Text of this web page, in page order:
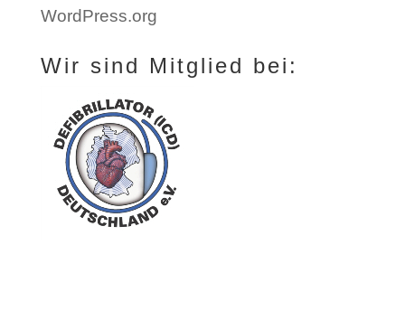
WordPress.org
Wir sind Mitglied bei: